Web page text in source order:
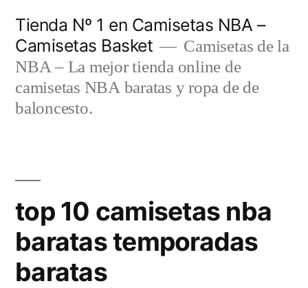
contenido
Tienda Nº 1 en Camisetas NBA –
Camisetas Basket
Camisetas de la
NBA – La mejor tienda online de
camisetas NBA baratas y ropa de de
baloncesto.
top 10 camisetas nba
baratas temporadas
baratas